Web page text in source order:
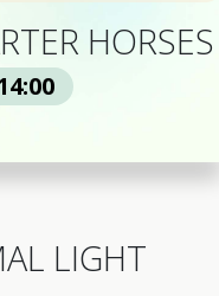
HORSES
LIGHT